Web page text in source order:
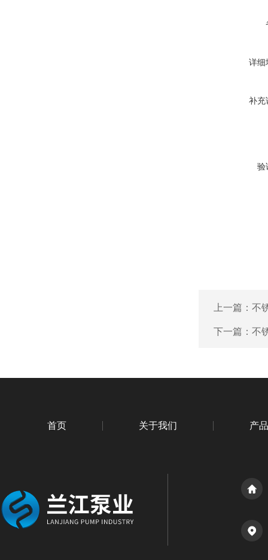
详细
补充
验
上一篇： 不
下一篇： 不
首页 关于我们 产